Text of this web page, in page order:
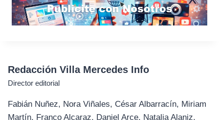
Redacción Villa Mercedes Info
Director editorial
Fabián Nuñez, Nora Viñales, César Albarracín, Miriam
Martín, Franco Alcaraz, Daniel Arce, Natalia Alaniz,